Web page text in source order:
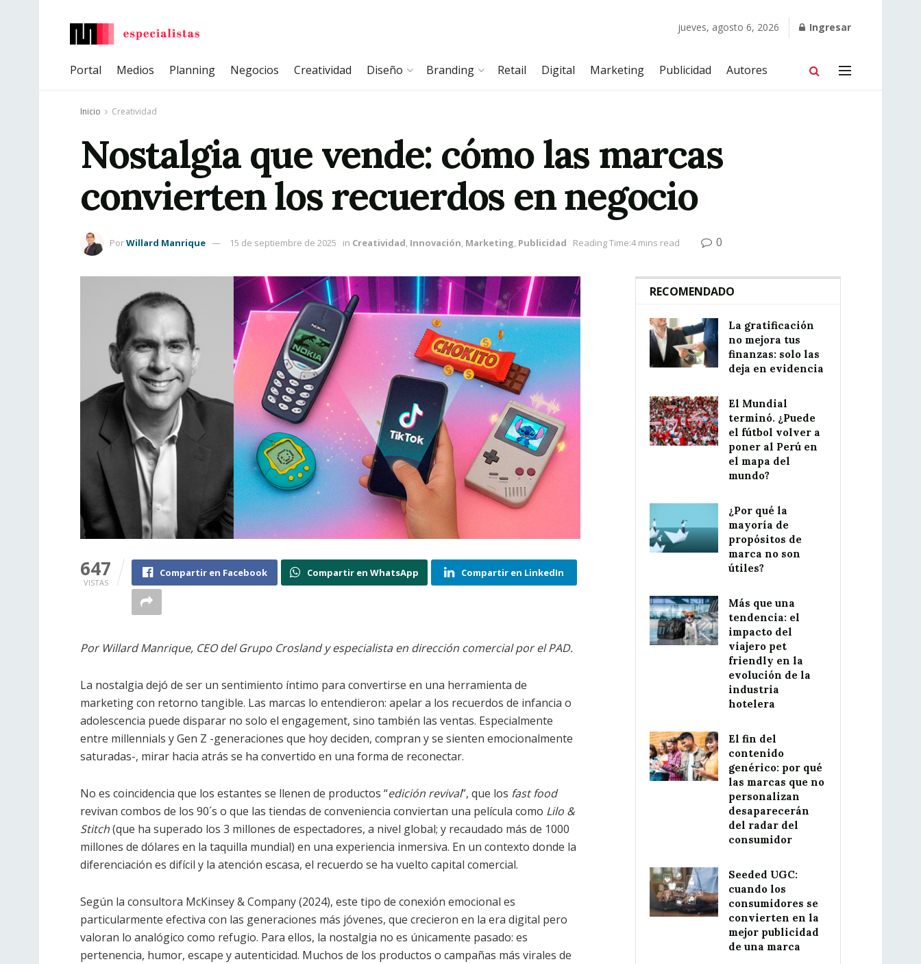
jueves, agosto 6, 2026 Ingresar
Portal Medios Planning Negocios Creatividad Diseño Branding Retail Digital Marketing Publicidad Autores
Inicio Creatividad
Nostalgia que vende: cómo las marcas
convierten los recuerdos en negocio
PorWillard Manrique 15 de septiembre de 2025 in Creatividad, Innovación, Marketing, Publicidad Reading Time:4 mins read 0
647
VISTAS
Compartir en Facebook Compartir en WhatsApp Compartir en LinkedIn
Por Willard Manrique, CEO del Grupo Crosland y especialista en dirección comercial por el PAD.
La nostalgia dejó de ser un sentimiento íntimo para convertirse en una herramienta de
marketing con retorno tangible. Las marcas lo entendieron: apelar a los recuerdos de infancia o
adolescencia puede disparar no solo el engagement, sino también las ventas. Especialmente
entre millennials y Gen Z -generaciones que hoy deciden, compran y se sienten emocionalmente
saturadas-, mirar hacia atrás se ha convertido en una forma de reconectar.
No es coincidencia que los estantes se llenen de productos “edición revival”, que los fast food
revivan combos de los 90´s o que las tiendas de conveniencia conviertan una película como Lilo &
Stitch(que ha superado los 3 millones de espectadores, a nivel global; y recaudado más de 1000
millones de dólares en la taquilla mundial) en una experiencia inmersiva. En un contexto donde la
diferenciación es difícil y la atención escasa, el recuerdo se ha vuelto capital comercial.
Según la consultora McKinsey & Company (2024), este tipo de conexión emocional es
particularmente efectiva con las generaciones más jóvenes, que crecieron en la era digital pero
valoran lo analógico como refugio. Para ellos, la nostalgia no es únicamente pasado: es
pertenencia, humor, escape y autenticidad. Muchos de los productos o campañas más virales de
RECOMENDADO
La gratificación
no mejora tus
finanzas: solo las
deja en evidencia
El Mundial
terminó. ¿Puede
el fútbol volver a
poner al Perú en
el mapa del
mundo?
¿Por qué la
mayoría de
propósitos de
marca no son
útiles?
Más que una
tendencia: el
impacto del
viajero pet
friendly en la
evolución de la
industria
hotelera
El fin del
contenido
genérico: por qué
las marcas que no
personalizan
desaparecerán
del radar del
consumidor
Seeded UGC:
cuando los
consumidores se
convierten en la
mejor publicidad
de una marca